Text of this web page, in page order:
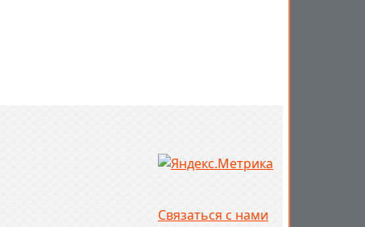
Связаться с нами